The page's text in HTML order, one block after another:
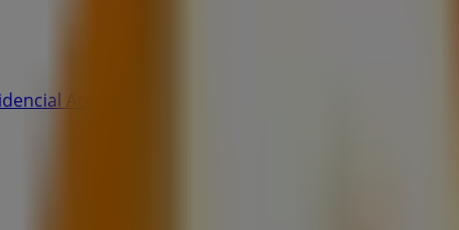
Acoxpa Local 151 Delg.Tlalpan, Ciudad de México